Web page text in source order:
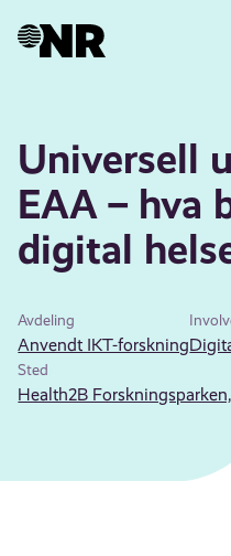
Universell
EAA – hva
digital
Avdeling
Anvendt IKT-forskning
Sted
Health2B